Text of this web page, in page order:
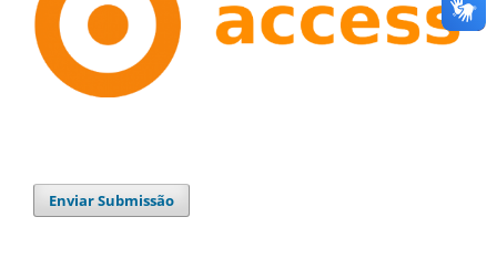
Enviar Submissão